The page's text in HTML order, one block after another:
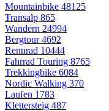
Mountainbike 48125
Transalp 865
Wandern 24994
Bergtour4692
Rennrad 10444
Fahrrad Touring 8765
Trekkingbike 6084
Nordic Walking 370
Laufen 1783
Klettersteig 487